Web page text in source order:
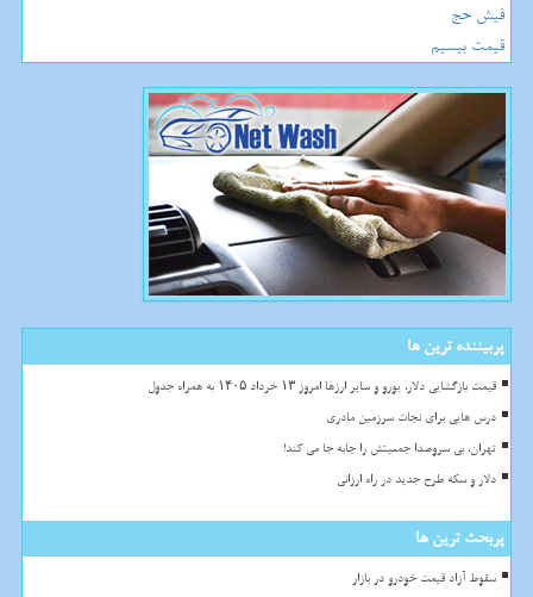
فیش حج
قیمت بیسیم
پربیننده ترین ها
قیمت بازگشایی دلار، یورو و سایر ارزها امروز ۱۳ خرداد ۱۴۰۵ به همراه جدول
درس هایی برای نجات سرزمین مادری
تهران، بی سروصدا جمعیتش را جابه جا می کند!
دلار و سکه طرح جدید در راه ارزانی
پربحث ترین ها
سقوط آزاد قیمت خودرو در بازار